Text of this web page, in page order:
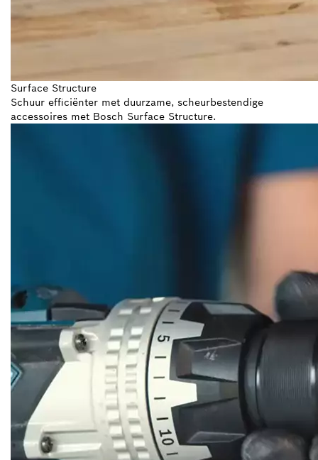
Surface Structure
Schuur efficiënter met duurzame, scheurbestendige
accessoires met Bosch Surface Structure.